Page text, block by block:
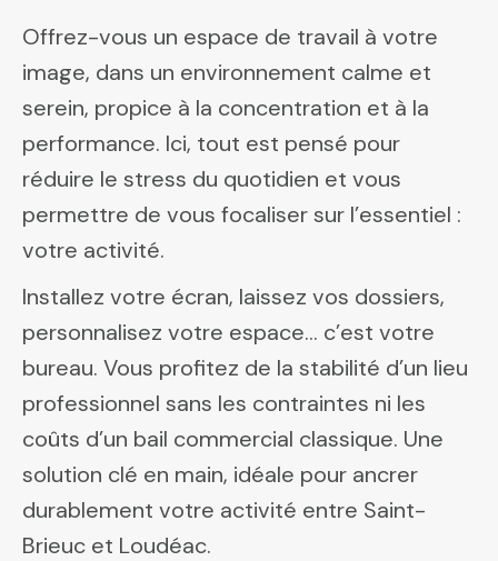
Offrez-vous un espace de travail à votre
image, dans un environnement calme et
serein, propice à la concentration et à la
performance. Ici, tout est pensé pour
réduire le stress du quotidien et vous
permettre de vous focaliser sur l’essentiel :
votre activité.
Installez votre écran, laissez vos dossiers,
personnalisez votre espace… c’est votre
bureau. Vous profitez de la stabilité d’un lieu
professionnel sans les contraintes ni les
coûts d’un bail commercial classique. Une
solution clé en main, idéale pour ancrer
durablement votre activité entre Saint-
Brieuc et Loudéac.